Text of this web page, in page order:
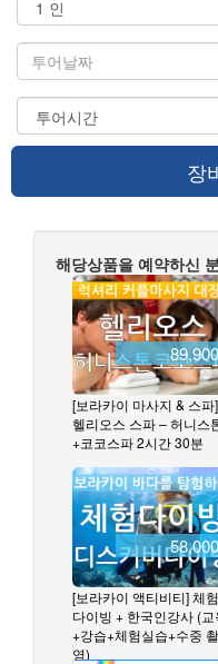
장
해당상품을 예약하신
[보라카이 마사지 & 스파]
헬리오스 스파 – 허니스
+코코스파 2시간 30분
[보라카이 액티비티] 체험
다이빙 + 한국인강사 (교
+강습+체험실습+수중 촬
영)